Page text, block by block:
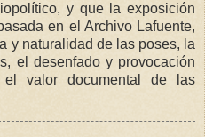
y que la exposición
en el Archivo Lafuente,
y naturalidad de las poses, la
el desenfado y provocación
valor documental de las